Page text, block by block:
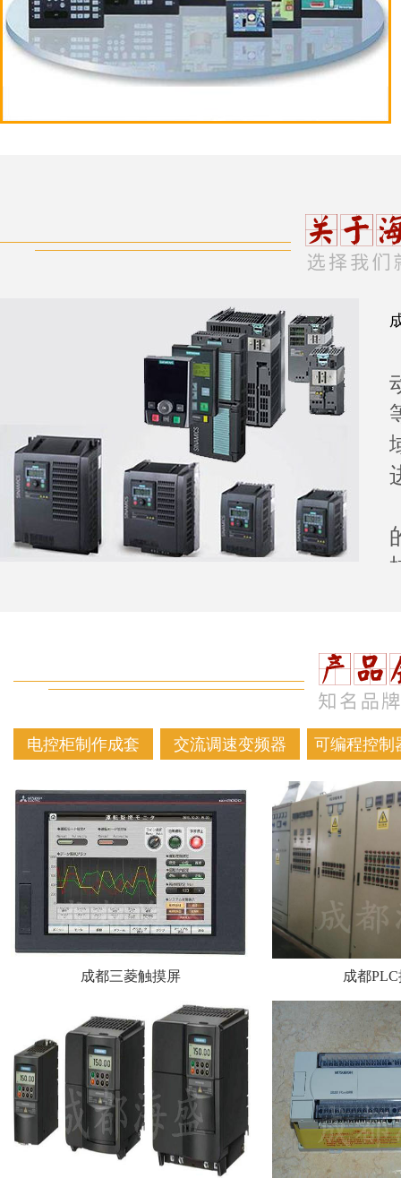
电控柜制作成套 交流调速变频器 可编程控制
成都三菱触摸屏 成都